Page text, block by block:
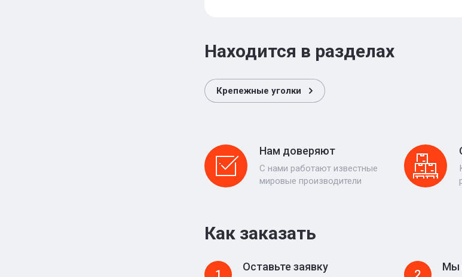
Находится в разделах
Крепежные уголки
Нам доверяют
С нами работают известные
мировые производители
Как заказать
Оставьте заявку Мы